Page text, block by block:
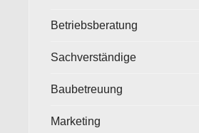
Betriebsberatung
Sachverständige
Baubetreuung
Marketing